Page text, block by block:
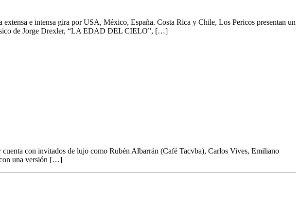
e intensa gira por USA, México, España. Costa Rica y Chile, Los Pericos presentan un
de Jorge Drexler, “LA EDAD DEL CIELO”, […]
con invitados de lujo como Rubén Albarrán (Café Tacvba), Carlos Vives, Emiliano
una versión […]